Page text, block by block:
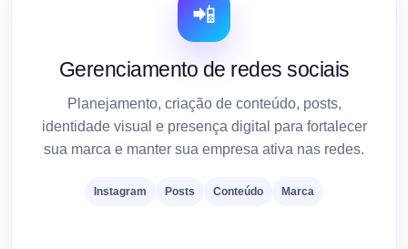
📲
Gerenciamento de redes sociais
Planejamento, criação de conteúdo, posts,
identidade visual e presença digital para fortalecer
sua marca e manter sua empresa ativa nas redes.
Instagram Posts Conteúdo Marca